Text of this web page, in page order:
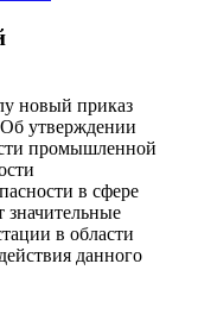
новый приказ
утверждении
промышленной
в сфере
значительные
в области
данного